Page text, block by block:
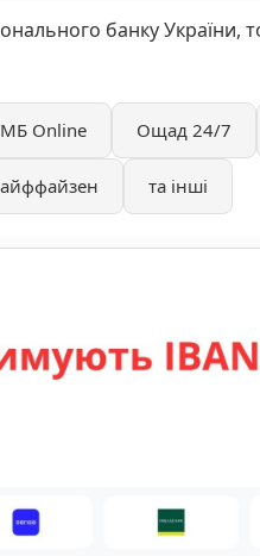
банку України,
Online Ощад 24/7
та інші